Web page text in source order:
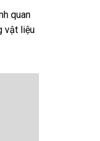
quan
vật liệu